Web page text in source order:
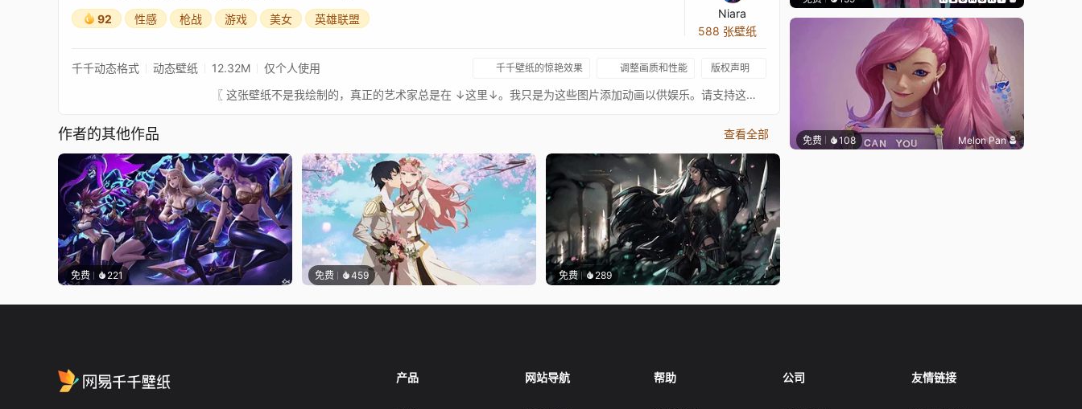
92 性感 枪战 游戏 美女 英雄联盟
Niara
588 张壁纸
千千动态格式 动态壁纸 12.32M 仅个人使用 千千壁纸的惊艳效果 调整画质和性能 版权声明
⠀⠀⠀⠀⠀⠀⠀⠀⠀⠀⠀⠀⠀⠀⠀⠀⠀ 〖 这张壁纸不是我绘制的，真正的艺术家总是在 ↓这里↓。我只是为这些图片添加动画以供娱乐。请支持这位绝对出色的艺术家。如果任何艺术家不希望这张壁纸出现在这里，请联系我，我会将其移除。〗⠀⠀⠀⠀⠀⠀⠀⠀⠀⠀⠀⠀⠀⠀⠀⠀⠀⠀⠀⠀⠀- Artwork 原画艺术家: https://www.artstation.com/jessibean- 原画来源: https://www.artstation.com/artwork/aYE1eJ- 音乐: https://www.youtube.com/watch?v=Gm2S3MyzgFQ⠀⠀↓↓↓↓↓↓↓⠀⠀★ 你可以在这里查看我收藏的已批准壁纸 ★⠀⠀↓↓↓↓↓↓↓⠀⠀ ⠀⠀⠀⠀⠀⠀⠀⠀⠀⠀⠀⠀⠀⠀⠀⠀⠀
作者的其他作品 查看全部
免费 221 免费 459 免费 289
免费 108 Melon Pan
产品 网站导航 帮助 公司 友情链接